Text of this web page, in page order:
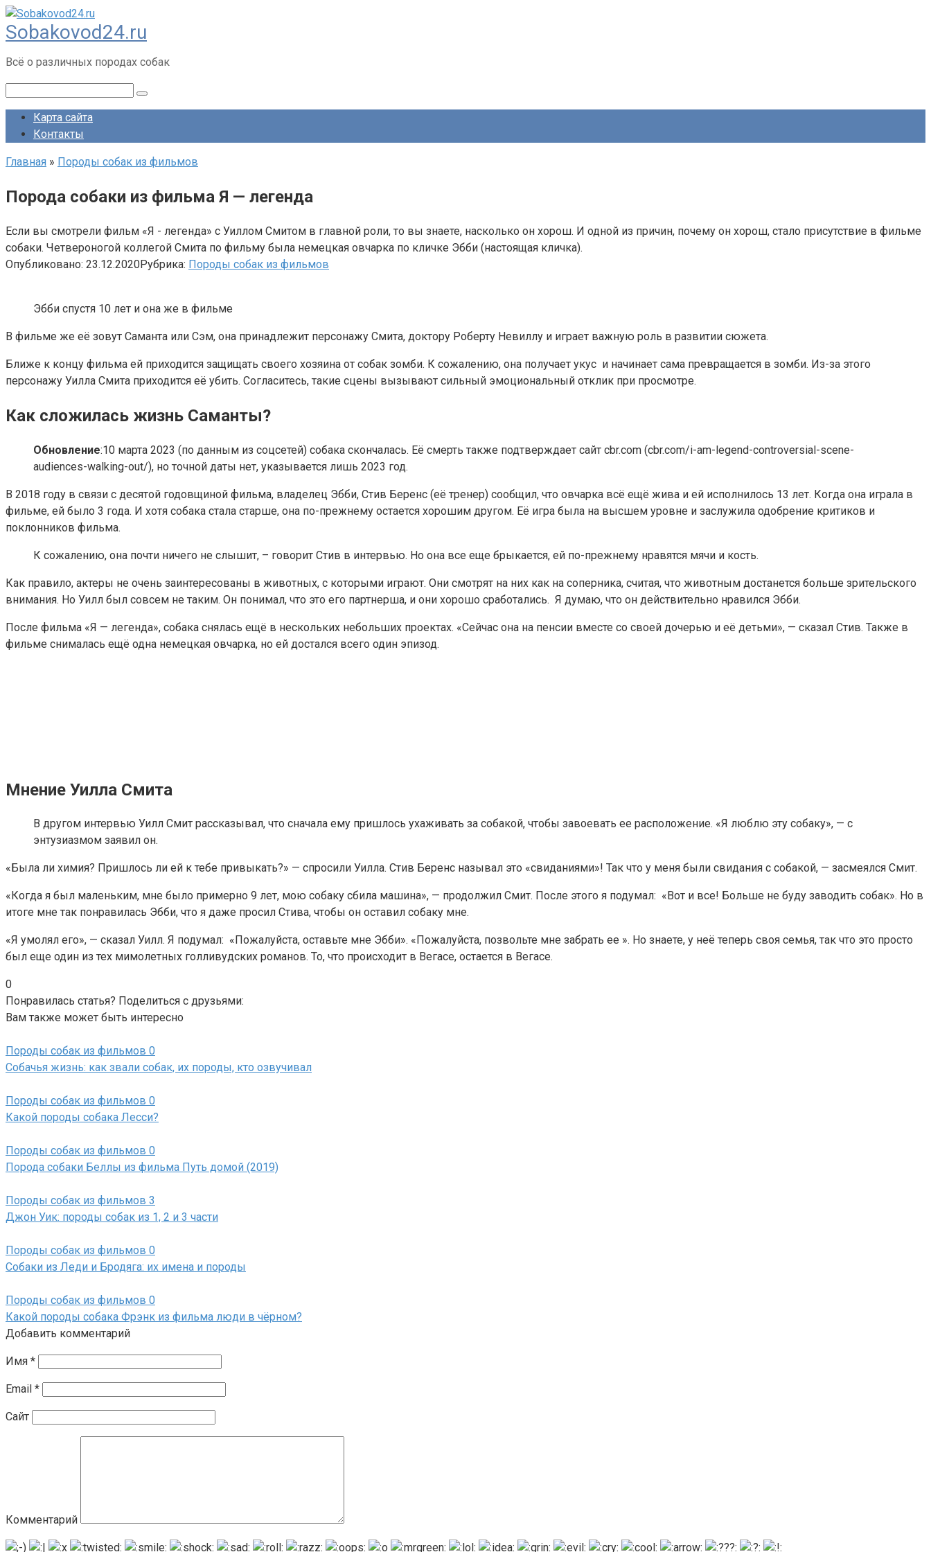
Перейти
к
контенту
Sobakovod24.ru
Всё о различных породах собак
Карта сайта
Контакты
Главная » Породы собак из фильмов
Порода собаки из фильма Я — легенда
Если вы смотрели фильм «Я - легенда» с Уиллом Смитом в главной роли, то вы знаете, насколько он хорош. И одной из причин, почему он хорош, стало присутствие в фильме
собаки. Четвероногой коллегой Смита по фильму была немецкая овчарка по кличке Эбби (настоящая кличка).
Опубликовано: 23.12.2020Рубрика: Породы собак из фильмов
Эбби спустя 10 лет и она же в фильме
В фильме же её зовут Саманта или Сэм, она принадлежит персонажу Смита, доктору Роберту Невиллу и играет важную роль в развитии сюжета.
Ближе к концу фильма ей приходится защищать своего хозяина от собак зомби. К сожалению, она получает укус и начинает сама превращается в зомби. Из-за этого
персонажу Уилла Смита приходится её убить. Согласитесь, такие сцены вызывают сильный эмоциональный отклик при просмотре.
Как сложилась жизнь Саманты?
Обновление:10 марта 2023 (по данным из соцсетей) собака скончалась. Её смерть также подтверждает сайт cbr.com (cbr.com/i-am-legend-controversial-scene-
audiences-walking-out/), но точной даты нет, указывается лишь 2023 год.
В 2018 году в связи с десятой годовщиной фильма, владелец Эбби, Стив Беренс (её тренер) сообщил, что овчарка всё ещё жива и ей исполнилось 13 лет. Когда она играла в
фильме, ей было 3 года. И хотя собака стала старше, она по-прежнему остается хорошим другом. Её игра была на высшем уровне и заслужила одобрение критиков и
поклонников фильма.
К сожалению, она почти ничего не слышит, – говорит Стив в интервью. Но она все еще брыкается, ей по-прежнему нравятся мячи и кость.
Как правило, актеры не очень заинтересованы в животных, с которыми играют. Они смотрят на них как на соперника, считая, что животным достанется больше зрительского
внимания. Но Уилл был совсем не таким. Он понимал, что это его партнерша, и они хорошо сработались. Я думаю, что он действительно нравился Эбби.
После фильма «Я — легенда», собака снялась ещё в нескольких небольших проектах. «Сейчас она на пенсии вместе со своей дочерью и её детьми», — сказал Стив. Также в
фильме снималась ещё одна немецкая овчарка, но ей достался всего один эпизод.
Мнение Уилла Смита
В другом интервью Уилл Смит рассказывал, что сначала ему пришлось ухаживать за собакой, чтобы завоевать ее расположение. «Я люблю эту собаку», — с
энтузиазмом заявил он.
«Была ли химия? Пришлось ли ей к тебе привыкать?» — спросили Уилла. Стив Беренс называл это «свиданиями»! Так что у меня были свидания с собакой, — засмеялся Смит.
«Когда я был маленьким, мне было примерно 9 лет, мою собаку сбила машина», — продолжил Смит. После этого я подумал: «Вот и все! Больше не буду заводить собак». Но в
итоге мне так понравилась Эбби, что я даже просил Стива, чтобы он оставил собаку мне.
«Я умолял его», — сказал Уилл. Я подумал: «Пожалуйста, оставьте мне Эбби». «Пожалуйста, позвольте мне забрать ее ». Но знаете, у неё теперь своя семья, так что это просто
был еще один из тех мимолетных голливудских романов. То, что происходит в Вегасе, остается в Вегасе.
0
Понравилась статья? Поделиться с друзьями:
Вам также может быть интересно
Породы собак из фильмов 0
Собачья жизнь: как звали собак, их породы, кто озвучивал
Породы собак из фильмов 0
Какой породы собака Лесси?
Породы собак из фильмов 0
Порода собаки Беллы из фильма Путь домой (2019)
Породы собак из фильмов 3
Джон Уик: породы собак из 1, 2 и 3 части
Породы собак из фильмов 0
Собаки из Леди и Бродяга: их имена и породы
Породы собак из фильмов 0
Какой породы собака Фрэнк из фильма люди в чёрном?
Добавить комментарий
Имя *
Email *
Сайт
Комментарий